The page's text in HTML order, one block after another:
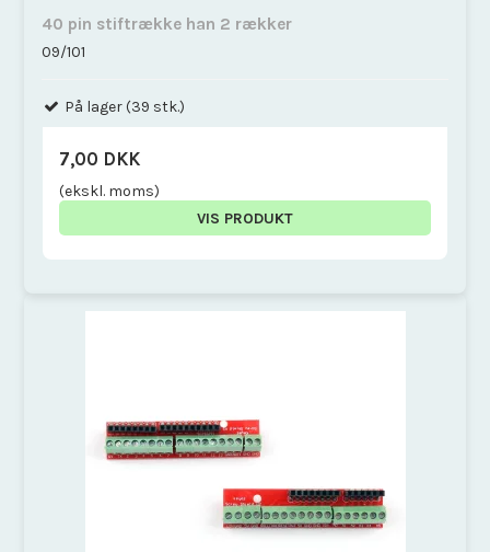
40 pin stiftrække han 2 rækker
09/101
På lager (39 stk.)
7,00 DKK
(ekskl. moms)
VIS PRODUKT